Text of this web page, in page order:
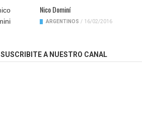
Nico Dominí
ARGENTINOS / 16/02/2016
SUSCRIBITE A NUESTRO CANAL